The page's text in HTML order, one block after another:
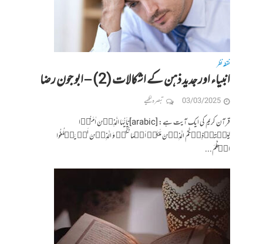
نقطہ نظر
انبیاء اور جدید ذہن کے اشکالات (2) – ابو جون رضا
03/03/2025 تبصرہ لکھیے
قرآن کریم کی ایک آیت ہے: [arabic]یٰۤاَیُّہَا الَّذِیۡنَ اٰمَنُوۡا
لِیَسۡتَاۡذِنۡکُمُ الَّذِیۡنَ مَلَکَتۡ اَیۡمَانُکُمۡ وَ الَّذِیۡنَ لَمۡ یَبۡلُغُوا
الۡحُلُمَ...